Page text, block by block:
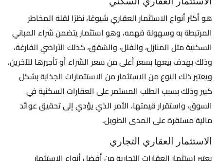
هو أكثر أنواع الاستثمار العقاري شيوعًا، نظرًا لقلة المخاطر
المرتبطة به وسهولة فهمه، وهو استثمار يتضمن شراء المباني
السكنية مثل المنازل، والفلل، والشقق، كذلك الأراضي الفارغة،
وذلك بهدف بيعها بسعر أعلى من سعر الشراء أو تأجيرها للآخرين،
ويعتبر ذلك النوع من الاستثمار من الاستثمارات الجذابة بشكل
كبير وذلك بسبب الطلب المستمر على العقارات السكنية في
السوق، واستقرار قيمتها، الأمر الذي يؤدي إلى تحقيق عوائد
مالية مستقرة على المدى الطويل.
الاستثمار العقاري التجاري